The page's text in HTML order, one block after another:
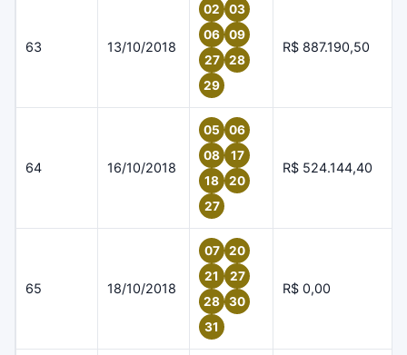
63 13/10/2018
02
03
06
09
27
28
29
R$ 887.190,50
64 16/10/2018
05
06
08
17
18
20
27
R$ 524.144,40
65 18/10/2018
07
20
21
27
28
30
31
R$ 0,00